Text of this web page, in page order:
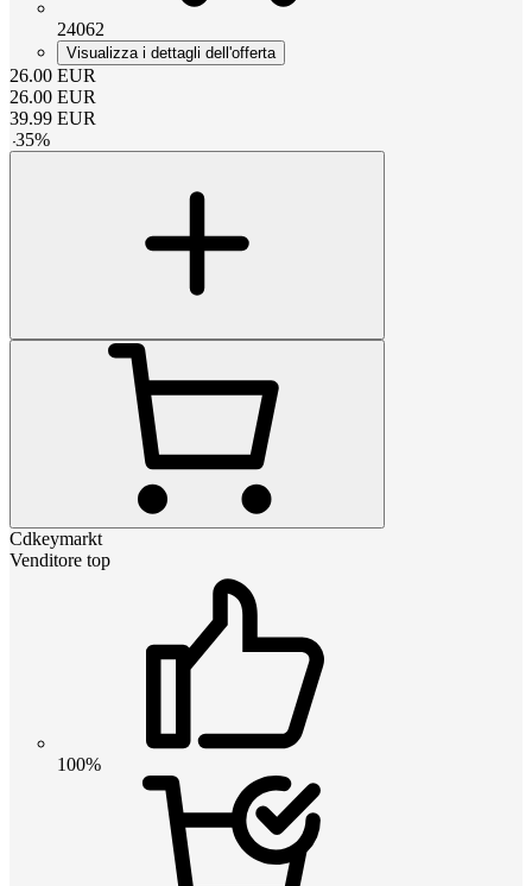
24062
Visualizza i dettagli dell'offerta
26.00 EUR
26.00 EUR
39.99 EUR
-35%
Cdkeymarkt
Venditore top
100%